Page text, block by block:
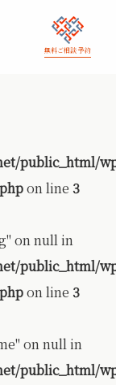
無料ご相談 予約
public_html/
on line 3
on null in
public_html/
on line 3
on null in
public_html/